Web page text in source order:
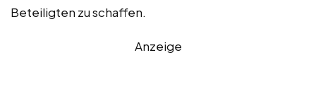
Beteiligten zu schaffen.
Anzeige